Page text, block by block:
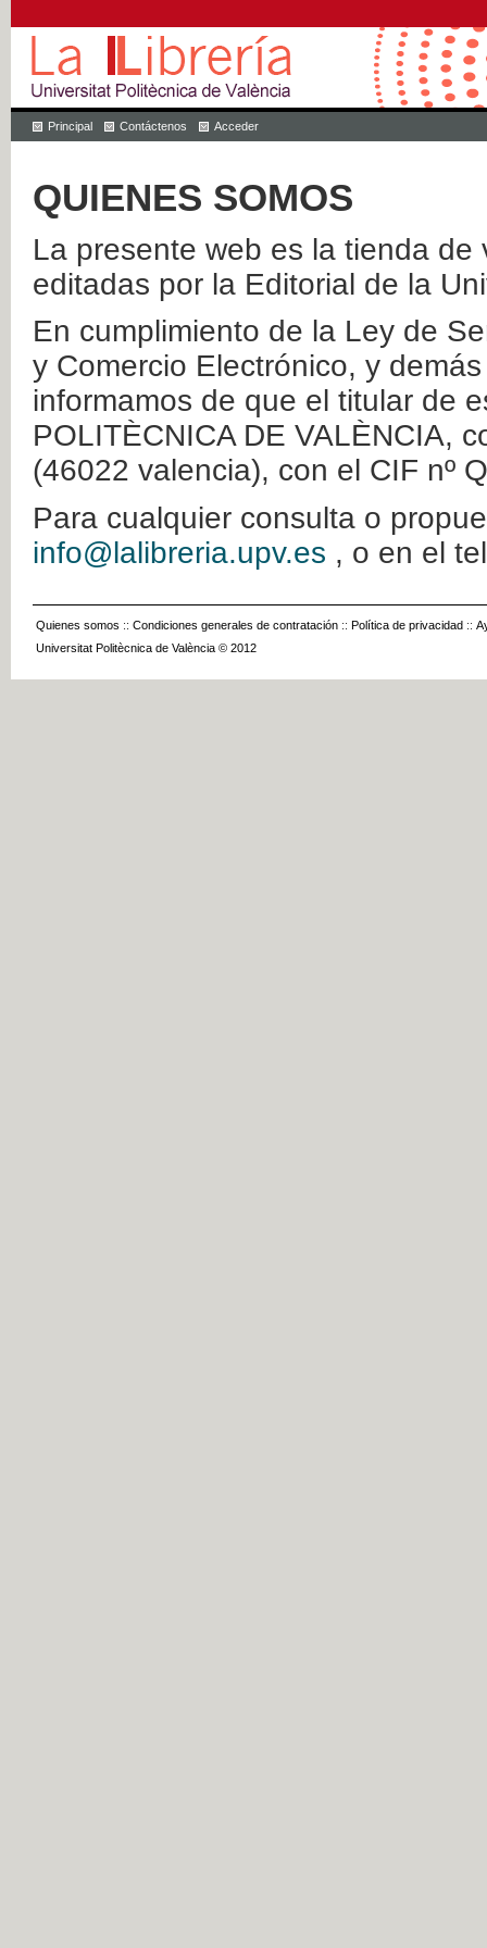
Principal Contáctenos Acceder
QUIENES SOMOS
La presente web es la tienda
editadas por la Editorial de la
En cumplimiento de la Ley de
y Comercio Electrónico, y
informamos de que el titular de
POLITÈCNICA DE VALÈNCIA,
(46022 valencia), con el CIF nº
Para cualquier consulta o
info@lalibreria.upv.es , o en el
Quienes somos :: Condiciones generales de contratación :: Política de privacidad ::
Universitat Politècnica de València © 2012